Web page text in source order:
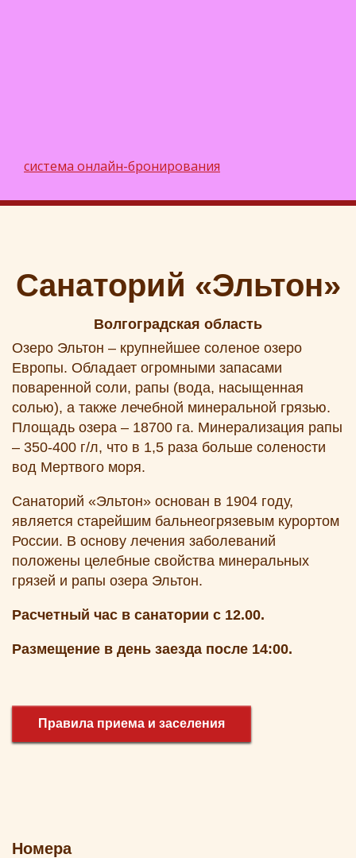
система онлайн-бронирования
Санаторий «Эльтон»
Волгоградская область
Озеро Эльтон – крупнейшее соленое озеро
Европы. Обладает огромными запасами
поваренной соли, рапы (вода, насыщенная
солью), а также лечебной минеральной грязью.
Площадь озера – 18700 га. Минерализация рапы
– 350-400 г/л, что в 1,5 раза больше солености
вод Мертвого моря.
Санаторий «Эльтон» основан в 1904 году,
является старейшим бальнеогрязевым курортом
России. В основу лечения заболеваний
положены целебные свойства минеральных
грязей и рапы озера Эльтон.
Расчетный час в санатории с 12.00.
Размещение в день заезда после 14:00.
Правила приема и заселения
Номера